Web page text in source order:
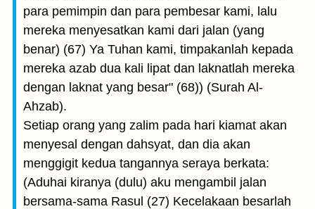
para pemimpin dan para pembesar kami, lalu
mereka menyesatkan kami dari jalan (yang
benar) (67) Ya Tuhan kami, timpakanlah kepada
mereka azab dua kali lipat dan laknatlah mereka
dengan laknat yang besar" (68)) (Surah Al-
Ahzab).
Setiap orang yang zalim pada hari kiamat akan
menyesal dengan dahsyat, dan dia akan
menggigit kedua tangannya seraya berkata:
(Aduhai kiranya (dulu) aku mengambil jalan
bersama-sama Rasul (27) Kecelakaan besarlah